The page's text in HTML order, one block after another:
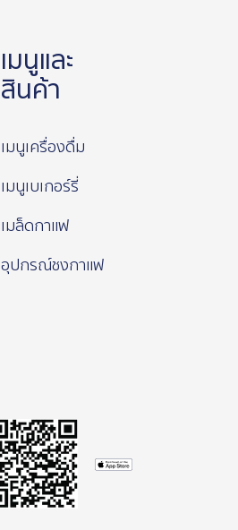
เมนูและ
สินค้า
เมนูเครื่องดื่ม
เมนูเบเกอร์รี่
เมล็ดกาแฟ
อุปกรณ์ชงกาแฟ